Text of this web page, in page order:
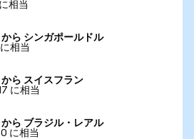
相当
ら シンガポールドル
相当
ら スイスフラン
に相当
ら ブラジル・レアル
に相当